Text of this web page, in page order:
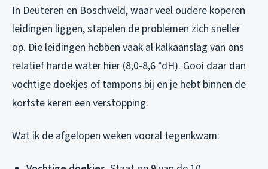
In Deuteren en Boschveld, waar veel oudere koperen
leidingen liggen, stapelen de problemen zich sneller
op. Die leidingen hebben vaak al kalkaanslag van ons
relatief harde water hier (8,0-8,6 °dH). Gooi daar dan
vochtige doekjes of tampons bij en je hebt binnen de
kortste keren een verstopping.
Wat ik de afgelopen weken vooral tegenkwam: